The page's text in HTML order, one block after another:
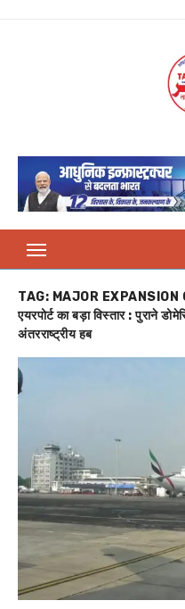
TAG: MAJOR EXPANSION
एयरपोर्ट का बड़ा विस्तार : पुराने
अंतरराष्ट्रीय हब